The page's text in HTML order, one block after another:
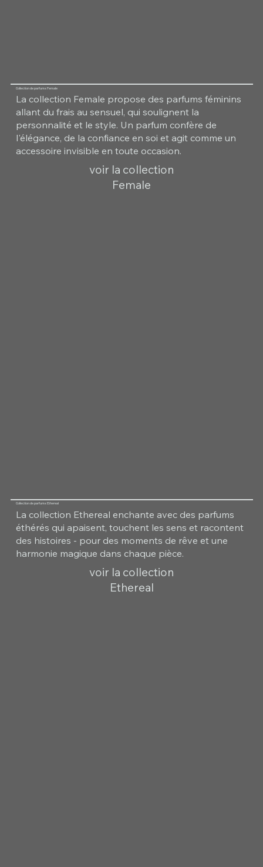
Collection de parfums Female
La collection Female propose des parfums féminins
allant du frais au sensuel, qui soulignent la
personnalité et le style. Un parfum confère de
l'élégance, de la confiance en soi et agit comme un
accessoire invisible en toute occasion.
voir la collection
Female
Collection de parfums Ethereal
La collection Ethereal enchante avec des parfums
éthérés qui apaisent, touchent les sens et racontent
des histoires - pour des moments de rêve et une
harmonie magique dans chaque pièce.
voir la collection
Ethereal